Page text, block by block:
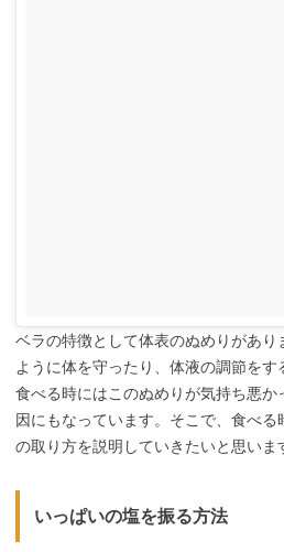
ベラの特徴として体表のぬめりがあり
ように体を守ったり、体液の調節をす
食べる時にはこのぬめりが気持ち悪
因にもなっています。そこで、食べる
の取り方を説明していきたいと思いま
いっぱいの塩を振る方法